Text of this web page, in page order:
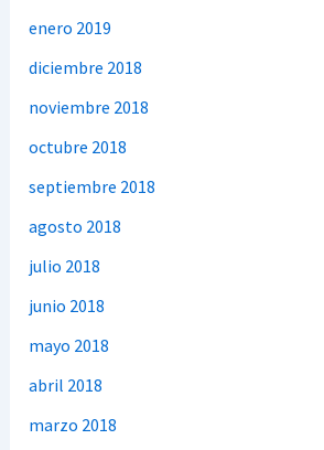
enero 2019
diciembre 2018
noviembre 2018
octubre 2018
septiembre 2018
agosto 2018
julio 2018
junio 2018
mayo 2018
abril 2018
marzo 2018